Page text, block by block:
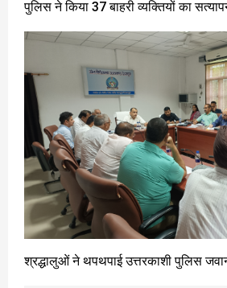
पुलिस ने किया 37 बाहरी व्यक्तियों का
श्रद्धालुओं ने थपथपाई उत्तरकाशी पुलिस